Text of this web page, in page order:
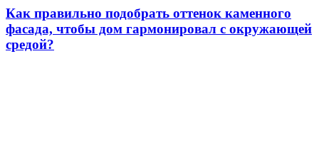
Как правильно подобрать оттенок каменного
фасада, чтобы дом гармонировал с окружающей
средой?